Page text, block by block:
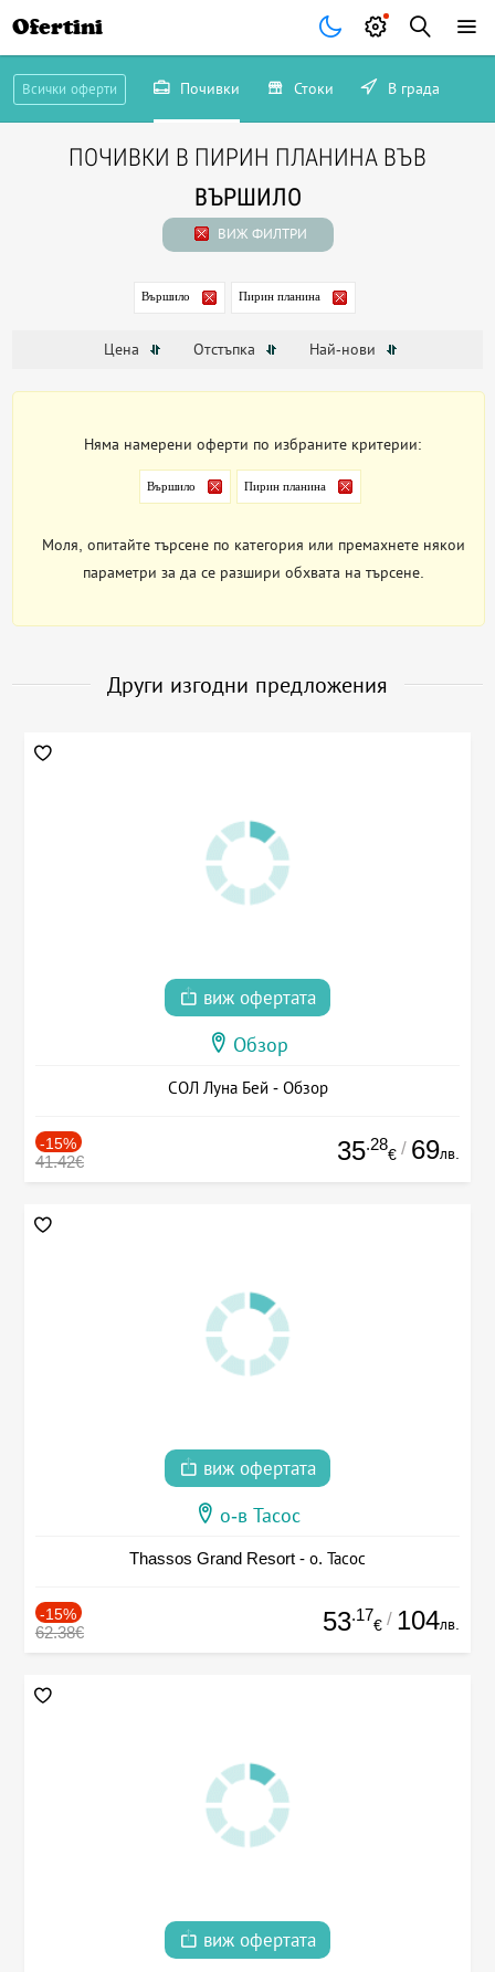
Ofertini
Всички оферти Почивки Стоки В града
ПОЧИВКИ В ПИРИН ПЛАНИНА ВЪВ
ВЪРШИЛО
ВИЖ ФИЛТРИ
Вършило Пирин планина
Цена Отстъпка Най-нови
Няма намерени оферти по избраните критерии:
Вършило Пирин планина
Моля, опитайте търсене по категория или премахнете някои
параметри за да се разшири обхвата на търсене.
Други изгодни предложения
виж офертата
Обзор
СОЛ Луна Бей - Обзор
-15%
41.42€ 35.28
€ / 69лв.
виж офертата
о-в Тасос
Thassos Grand Resort - о. Тасос
-15%
62.38€ 53.17
€ / 104лв.
виж офертата